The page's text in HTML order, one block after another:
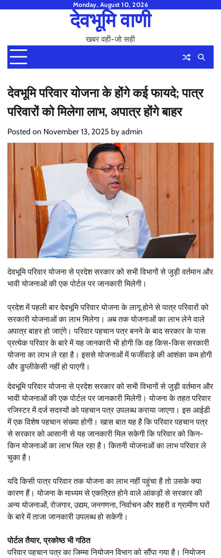
Monday, August 10, 2026
देवभूमि वाणी
खबर वही-जो सही
देवभूमि परिवार योजना के होंगे कई फायदे; पात्र
परिवारों को मिलेगा लाभ, अपात्र होंगे बाहर
Posted on November 13, 2025 by admin
देवभूमि परिवार योजना से प्रदेश सरकार को सभी विभागों से जुड़ी वर्तमान और
भावी योजनाओं की एक पोर्टल पर जानकारी मिलेगी।
प्रदेश में पहली बार देवभूमि परिवार योजना के लागू होने से पात्र परिवारों को
सरकारी योजनाओं का लाभ मिलेगा। अब तक योजनाओं का लाभ लेने वाले
अपात्र बाहर हो जाएंगे। परिवार पहचान पत्र बनने के बाद सरकार के पास
प्रत्येक परिवार के बारे में यह जानकारी भी होगी कि वह किस-किस सरकारी
योजना का लाभ ले रहा है। इससे योजनाओं में फर्जीवाड़े की आशंका कम होगी
और डुप्लीकेसी नहीं हो पाएगी।
देवभूमि परिवार योजना से प्रदेश सरकार को सभी विभागों से जुड़ी वर्तमान और
भावी योजनाओं की एक पोर्टल पर जानकारी मिलेगी। योजना के तहत परिवार
रजिस्टर में दर्ज सदस्यों को पहचान पत्र उपलब्ध कराया जाएगा। इस आईडी
में एक विशेष पहचान संख्या होगी। खास बात यह है कि परिवार पहचान पत्र
से सरकार को आसानी से यह जानकारी मिल सकेगी कि परिवार को किन-
किन योजनाओं का लाभ मिल रहा है। कितनी योजनाओं का लाभ परिवार ले
चुका है।
यदि किसी पात्र परिवार तक योजना का लाभ नहीं पहुंचा है तो उसके क्या
कारण हैं। योजना के माध्यम से एकत्रित होने वाले आंकड़ों से सरकार की
अन्य योजनाओं, रोजगार, उद्यम, जनगणना, निर्वाचन और शहरी व ग्रामीण घरों
के बारे में ताजा जानकारी उपलब्ध हो सकेगी।
पोर्टल तैयार, प्रकोष्ठ भी गठित
परिवार पहचान पत्र का जिम्मा नियोजन विभाग को सौंपा गया है। नियोजन